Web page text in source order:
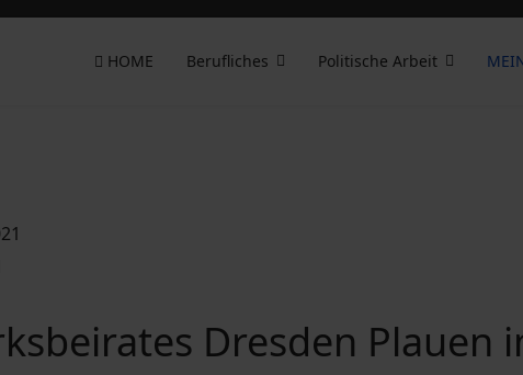
HOME Berufliches Politische Arbeit
Dresden Plauen